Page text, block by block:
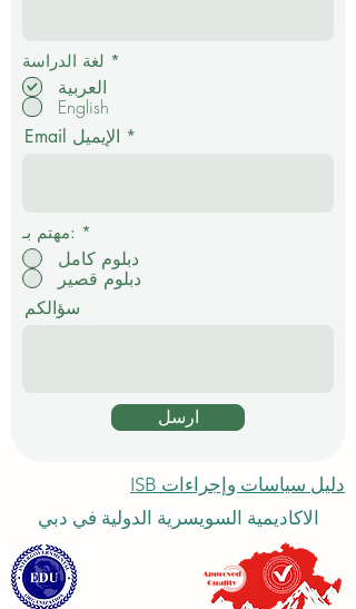
لغة الدراسة *
م
العربية
English
Email الإيميل
مهتم بـ: *
دبلوم كامل
دبلوم قصير
سؤالكم
ارسل
دليل سياسات وإجراءات ISB
الاكاديمية السويسرية الدولية في دبي